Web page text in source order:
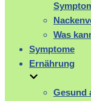
Was
Symptome
Ernährung
Gesund